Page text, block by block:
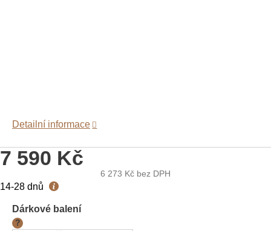
7 590 Kč
6 273 Kč bez DPH
Měrná
14-28 dnů
Dárkové balení
?
Detailní informace